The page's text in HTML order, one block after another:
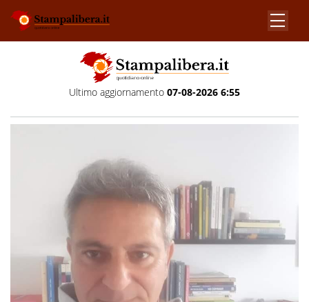
Ultimo aggiornamento 07-08-2026 6:55